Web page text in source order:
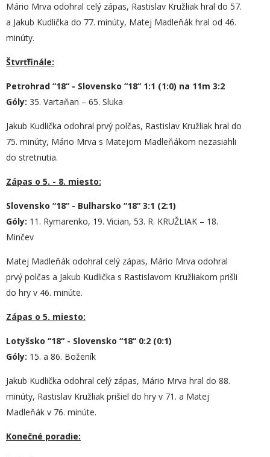
Mário Mrva odohral celý zápas, Rastislav Kružliak hral do 57.
a Jakub Kudlička do 77. minúty, Matej Madleňák hral od 46.
minúty.
Štvrťfinále:
Petrohrad “18“ - Slovensko “18“ 1:1 (1:0) na 11m 3:2
Góly: 35. Vartaňan – 65. Sluka
Jakub Kudlička odohral prvý polčas, Rastislav Kružliak hral do
75. minúty, Mário Mrva s Matejom Madleňákom nezasiahli
do stretnutia.
Zápas o 5. - 8. miesto:
Slovensko “18“ - Bulharsko “18“ 3:1 (2:1)
Góly: 11. Rymarenko, 19. Vician, 53. R. KRUŽLIAK – 18.
Minčev
Matej Madleňák odohral celý zápas, Mário Mrva odohral
prvý polčas a Jakub Kudlička s Rastislavom Kružliakom prišli
do hry v 46. minúte.
Zápas o 5. miesto:
Lotyšsko “18“ - Slovensko “18“ 0:2 (0:1)
Góly: 15. a 86. Boženík
Jakub Kudlička odohral celý zápas, Mário Mrva hral do 88.
minúty, Rastislav Kružliak prišiel do hry v 71. a Matej
Madleňák v 76. minúte.
Konečné poradie: